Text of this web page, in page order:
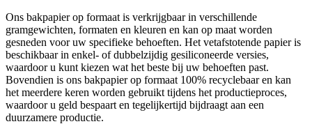
Ons bakpapier op formaat is verkrijgbaar in verschillende
gramgewichten, formaten en kleuren en kan op maat worden
gesneden voor uw specifieke behoeften. Het vetafstotende papier is
beschikbaar in enkel- of dubbelzijdig gesiliconeerde versies,
waardoor u kunt kiezen wat het beste bij uw behoeften past.
Bovendien is ons bakpapier op formaat 100% recyclebaar en kan
het meerdere keren worden gebruikt tijdens het productieproces,
waardoor u geld bespaart en tegelijkertijd bijdraagt aan een
duurzamere productie.